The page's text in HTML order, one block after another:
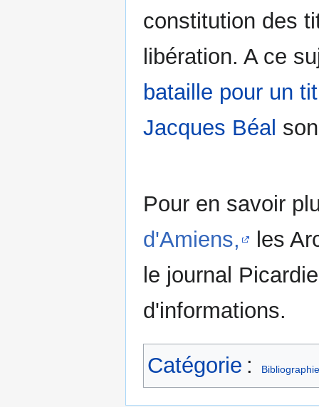
constitution des
libération. A ce
bataille pour un
Jacques Béal
Pour en savoir
d'Amiens,
les
le journal
d'informations.
Catégorie :